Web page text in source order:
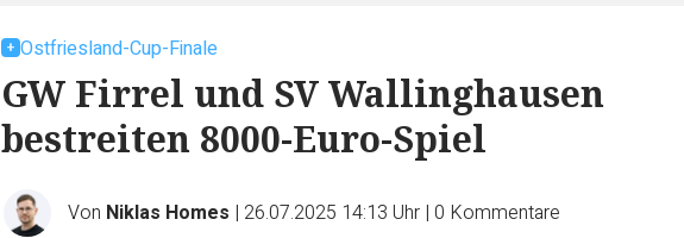
Ostfriesland-Cup-Finale
GW Firrel und SV Wallinghausen
bestreiten 8000-Euro-Spiel
Von Niklas Homes | 26.07.2025 14:13 Uhr | 0 Kommentare